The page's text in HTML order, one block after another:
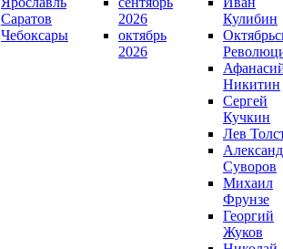
Саратов
Чебоксары
2026
октябрь
2026
Кулибин
Никитин
Сергей
Кучкин
Лев
Суворов
Михаил
Фрунзе
Георгий
Жуков